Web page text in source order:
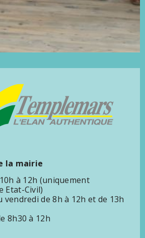
la mairie
à 12h (uniquement
Etat-Civil)
vendredi de 8h à 12h et de 13h
8h30 à 12h